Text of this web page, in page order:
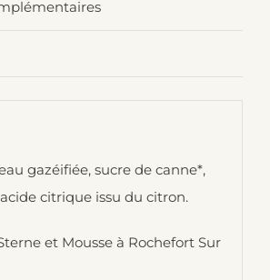
gazéifiée, sucre de canne*,
citrique issu du citron.
et Mousse à Rochefort Sur